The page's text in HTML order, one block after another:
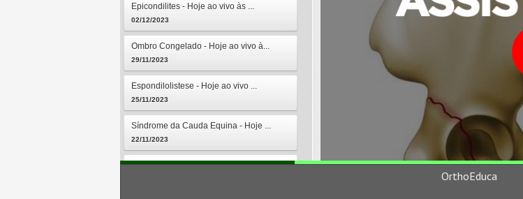
Epicondilites - Hoje ao vivo às ...
02/12/2023
Ombro Congelado - Hoje ao vivo à...
29/11/2023
Espondilolistese - Hoje ao vivo ...
25/11/2023
Síndrome da Cauda Equina - Hoje ...
22/11/2023
Osteomielites - Hoje ao vivo às ...
OrthoEduca